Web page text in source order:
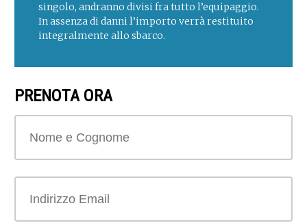
singolo, andranno divisi fra tutto l’equipaggio.
In assenza di danni l’importo verrà restituito
integralmente allo sbarco.
PRENOTA ORA